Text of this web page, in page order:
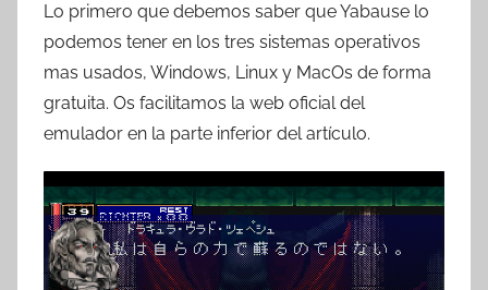
c
o
m
a
t
e
s
Lo primero que debemos saber que Yabause lo
podemos tener en los tres sistemas operativos
mas usados, Windows, Linux y MacOs de forma
gratuita. Os facilitamos la web oficial del
emulador en la parte inferior del artículo.